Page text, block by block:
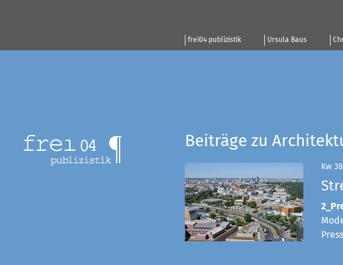
frei04 publizistik Ursula Baus
Beiträge zu
Kw